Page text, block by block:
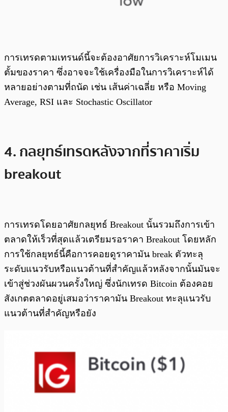
การเทรดตามเทรนด์นี้จะต้องอาศัยการวิเคราะห์โมเมน
ตั้มของราคา ซึ่งอาจจะใช้เครื่องมือในการวิเคราะห์ได้
หลายอย่างตามที่ถนัด เช่น เส้นค่าเฉลี่ย หรือ Moving
Average, RSI และ Stochastic Oscillator
4. กลยุทธ์เทรดหลังจากที่ราคาเริ่ม
breakout
การเทรดโดยอาศัยกลยุทธ์ Breakout นั้นรวมถึงการเข้า
ตลาดให้เร็วที่สุดแล้วเตรียมรอราคา Breakout โดยหลัก
การใช้กลยุทธ์นี้คือการคอยดูราคามัน break ตัวทะลุ
ระดับแนวรับหรือแนวต้านที่สำคัญแล้วหลังจากนั้นมันจะ
เข้าสู่ช่วงผันผวนครั้งใหญ่ ซึ่งนักเทรด Bitcoin ต้องคอย
สังเกตตลาดอยู่เสมอว่าราคามัน Breakout ทะลุแนวรับ
แนวต้านที่สำคัญหรือยัง